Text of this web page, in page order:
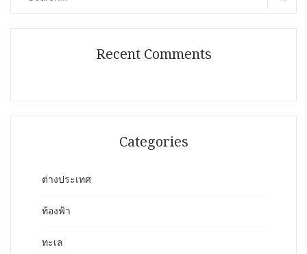
Recent Comments
Categories
ต่างประเทศ
ท้องฟ้า
ทะเล